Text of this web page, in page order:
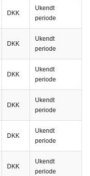
DKK
Ukendt
periode
DKK
Ukendt
periode
DKK
Ukendt
periode
DKK
Ukendt
periode
DKK
Ukendt
periode
DKK
Ukendt
periode